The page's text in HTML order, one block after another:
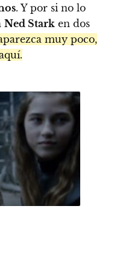
. Y por si no lo
Ned Stark en dos
muy poco,